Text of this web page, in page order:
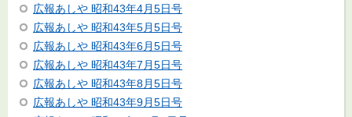
広報あしや 昭和43年4月5日号
広報あしや 昭和43年5月5日号
広報あしや 昭和43年6月5日号
広報あしや 昭和43年7月5日号
広報あしや 昭和43年8月5日号
広報あしや 昭和43年9月5日号